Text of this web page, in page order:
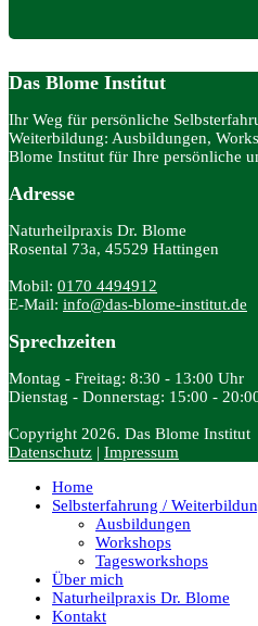
Das Blome Institut
Ihr Weg für persönliche
Weiterbildung: Ausbildungen,
Blome Institut für Ihre persönliche
Adresse
Naturheilpraxis Dr. Blome
Rosental 73a, 45529 Hattingen
Mobil: 0170 4494912
E-Mail: info@das-blome-institut.de
Sprechzeiten
Montag - Freitag: 8:30 - 13:00 Uhr
Dienstag - Donnerstag: 15:00 -
Copyright 2026. Das Blome Institut
Datenschutz | Impressum
Home
Selbsterfahrung /
Ausbildungen
Workshops
Tagesworkshops
Über mich
Naturheilpraxis Dr. Blome
Kontakt